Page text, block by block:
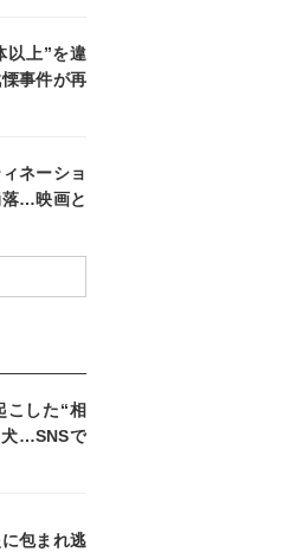
以上”を違
事件が再
ネーショ
落…映画と
こした“相
…SNSで
包まれ逃